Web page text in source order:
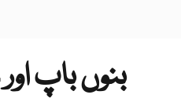
بنوں باپ اور 4 کم سن بچوں کی لاشیں برآمد